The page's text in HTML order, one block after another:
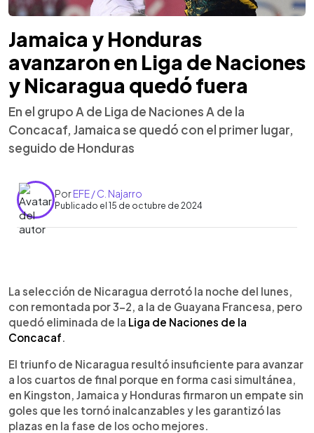
Jamaica y Honduras
avanzaron en Liga de Naciones
y Nicaragua quedó fuera
En el grupo A de Liga de Naciones A de la
Concacaf, Jamaica se quedó con el primer lugar,
seguido de Honduras
PorEFE / C. Najarro
Publicado el 15 de octubre de 2024
Escuchar artículo
La selección de Nicaragua derrotó la noche del lunes,
con remontada por 3-2, a la de Guayana Francesa, pero
quedó eliminada de la Liga de Naciones de la
Concacaf
El triunfo de Nicaragua resultó insuficiente para avanzar
a los cuartos de final porque en forma casi simultánea,
en Kingston, Jamaica y Honduras firmaron un empate sin
goles que les tornó inalcanzables y les garantizó las
plazas en la fase de los ocho mejores.